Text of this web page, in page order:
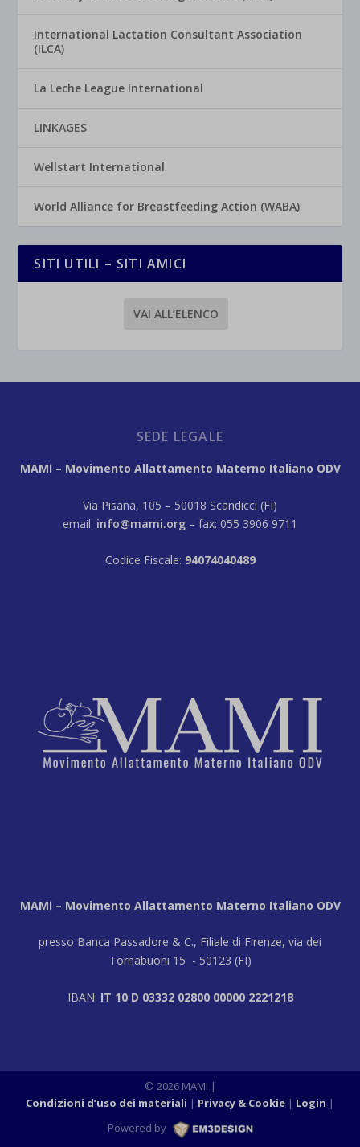
International Lactation Consultant Association
(ILCA)
La Leche League International
LINKAGES
Wellstart International
World Alliance for Breastfeeding Action (WABA)
SITI UTILI – SITI AMICI
VAI ALL’ELENCO
SEDE LEGALE
MAMI – Movimento Allattamento Materno Italiano ODV
Via Pisana, 105 – 50018 Scandicci (FI)
email: info@mami.org – fax: 055 3906 9711
Codice Fiscale: 94074040489
MAMI – Movimento Allattamento Materno Italiano ODV
presso Banca Passadore & C., Filiale di Firenze, via dei
Tornabuoni 15 - 50123 (FI)
IBAN: IT 10 D 03332 02800 00000 2221218
© 2026 MAMI |
Condizioni d’uso dei materiali
Privacy & Cookie Login |
Powered by